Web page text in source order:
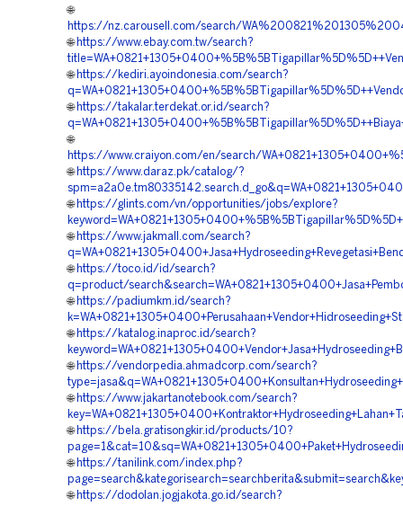
🌐
https://nz.carousell.com/search/
🌐 https://www.ebay.com.tw/search?
🌐 https://kediri.ayoindonesia.com/search?
🌐 https://takalar.terdekat.or.id/search?
🌐
https://www.craiyon.com/en/search/
🌐 https://www.daraz.pk/catalog/?
🌐 https://glints.com/vn/opportunities/jobs/explore?
🌐 https://www.jakmall.com/search?
🌐 https://toco.id/id/search?
q=product/
🌐 https://padiumkm.id/search?
🌐 https://katalog.inaproc.id/search?
🌐 https://vendorpedia.ahmadcorp.com/search?
🌐 https://www.jakartanotebook.com/search?
🌐 https://bela.gratisongkir.id/products/10?
🌐 https://tanilink.com/index.php?
🌐 https://dodolan.jogjakota.go.id/search?